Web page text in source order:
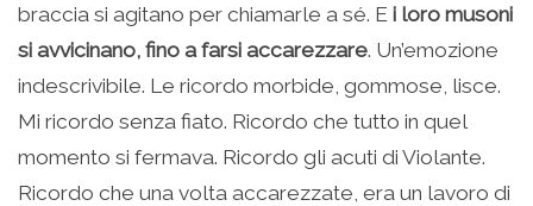
braccia si agitano per chiamarle a sé. E i loro musoni
si avvicinano, fino a farsi accarezzare. Un’emozione
indescrivibile. Le ricordo morbide, gommose, lisce.
Mi ricordo senza fiato. Ricordo che tutto in quel
momento si fermava. Ricordo gli acuti di Violante.
Ricordo che una volta accarezzate, era un lavoro di